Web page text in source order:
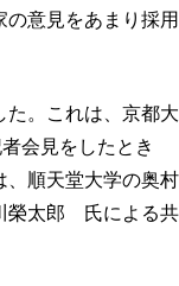
意見をあまり採用
た。これは、京都大
会見をしたとき
、順天堂大学の奥村
榮太郎 氏による共